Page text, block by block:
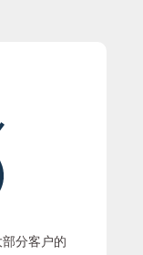
分客户的